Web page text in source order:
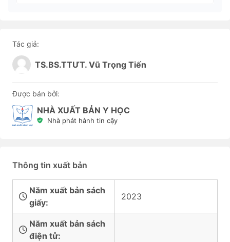
Tác giả:
TS.BS.TTƯT. Vũ Trọng Tiến
Được bán bởi:
NHÀ XUẤT BẢN Y HỌC
Nhà phát hành tin cậy
Thông tin xuất bản
Năm xuất bản sách
giấy:
2023
Năm xuất bản sách
điện tử: